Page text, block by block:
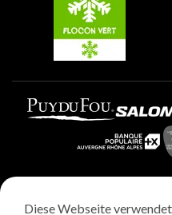
Plagne Aime 2000
Diese Webseite